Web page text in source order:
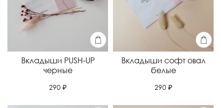
Вкладыши PUSH-UP
черные
290 ₽
Вкладыши софт овал
белые
290 ₽